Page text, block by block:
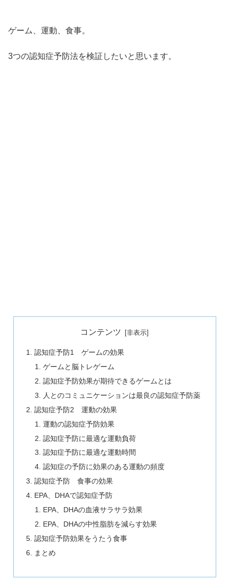
ゲーム、運動、食事。
3つの認知症予防法を検証したいと思います。
コンテンツ
認知症予防1 ゲームの効果
ゲームと脳トレゲーム
認知症予防効果が期待できるゲームとは
人とのコミュニケーションは最良の認知症予防薬
認知症予防2 運動の効果
運動の認知症予防効果
認知症予防に最適な運動負荷
認知症予防に最適な運動時間
認知症の予防に効果のある運動の頻度
認知症予防 食事の効果
EPA、DHAで認知症予防
EPA、DHAの血液サラサラ効果
EPA、DHAの中性脂肪を減らす効果
認知症予防効果をうたう食事
まとめ